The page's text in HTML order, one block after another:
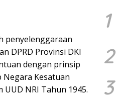
penyelenggaraan
DPRD Provinsi DKI
dengan prinsip
Kesatuan
NRI Tahun 1945.
1
2
3